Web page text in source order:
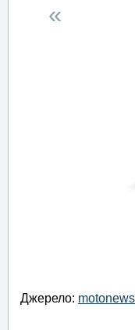
«
Джерело: